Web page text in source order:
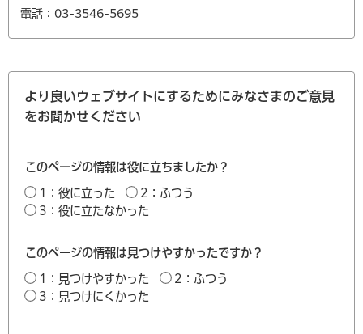
電話：03-3546-5695
より良いウェブサイトにするためにみなさまのご意見
をお聞かせください
このページの情報は役に立ちましたか？
1：役に立った
2：ふつう
3：役に立たなかった
このページの情報は見つけやすかったですか？
1：見つけやすかった
2：ふつう
3：見つけにくかった